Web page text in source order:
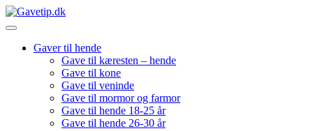
Gaver til hende
Gave til kæresten – hende
Gave til kone
Gave til veninde
Gave til mormor og farmor
Gave til hende 18-25 år
Gave til hende 26-30 år